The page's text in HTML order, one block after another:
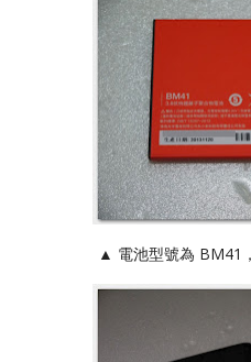
▲ 電池型號為 BM41